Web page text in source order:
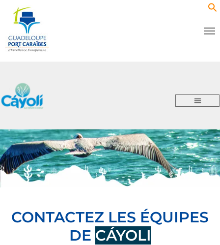
CONTACTEZ LES ÉQUIPES
DE CÁYOLI